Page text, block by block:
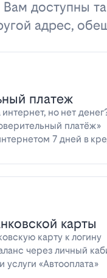
Вам доступны
адрес,
платеж
интернет, но нет
платёж»
7 дней в
карты
карту к логину
через личный
«Автооплата»